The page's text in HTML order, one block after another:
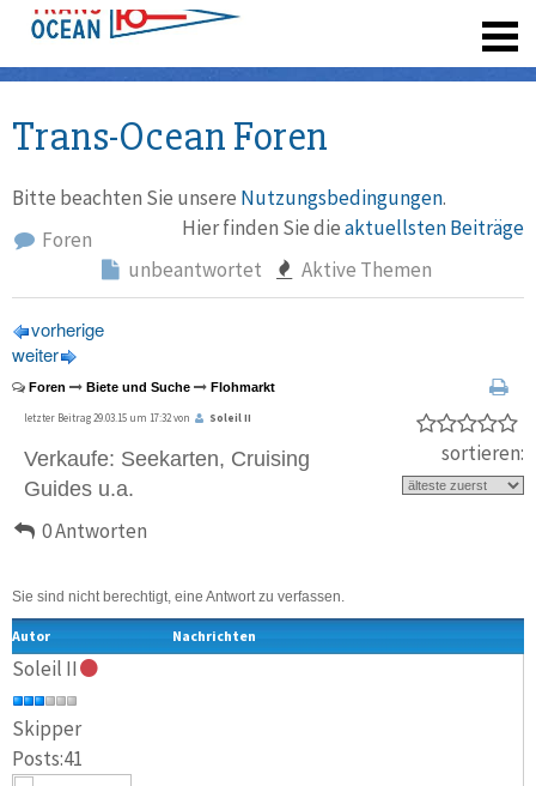
Trans-Ocean Foren
Bitte beachten Sie unsere Nutzungsbedingungen.
Hier finden Sie dieaktuellsten Beiträge
Foren
unbeantwortet
Aktive Themen
vorherige
weiter
Foren Biete und Suche Flohmarkt
letzter Beitrag 29.03.15 um 17:32 von Soleil II
Verkaufe: Seekarten, Cruising
Guides u.a.
0 Antworten
sortieren:
Sie sind nicht berechtigt, eine Antwort zu verfassen.
Autor Nachrichten
Soleil II
Skipper
Posts:41